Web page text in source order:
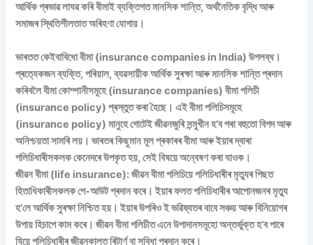
আৰ্থিক প্ৰভাৱ লাঘৱ কৰি বীমাই ব্যক্তিগত মানসিক শান্তি, অৰ্থনৈতিক বৃদ্ধি আৰু
সমাজৰ স্থিতিশীলতাত অৰিহণা যোগায়।
ভাৰতত কেইবাবিধো বীমা (insurance companies in India) উপলব্ধ।
প্ৰত্যেকজন ব্যক্তি, পৰিয়াল, ব্যৱসায়ীক আৰ্থিক সুৰক্ষা আৰু মানসিক শান্তি প্ৰদান
কৰিবলৈ বীমা কোম্পানীসমূহে (insurance companies) বীমা পলিচী
(insurance policy) প্ৰস্তুত কৰা হৈছে। এই বীমা পলিচিসমূহে
(insurance policy) মানুহে গোটেই জীৱনজুৰি সন্মুখীন হ’ব পৰা বহুতো বিপদ আৰু
অনিশ্চয়তা সামৰি লয়। ভাৰতৰ কিছুমান মূল প্ৰকাৰৰ বীমা আৰু ইয়াৰ দ্বাৰা
পলিচিধাৰীসকলক কেনেদৰে উপকৃত হয়, সেই বিষয়ে অন্বেষণ কৰা যাওক।
জীৱন বীমা (life insurance): জীৱন বীমা পলিচিয়ে পলিচিধাৰীৰ মৃত্যুৰ পিছত
হিতাধিকাৰীসকলক পে-আউট প্ৰদান কৰে। ইয়াৰ ফলত পলিচিধাৰীৰ আপোনজনৰ মৃত্যু
হ’লে আৰ্থিক সুৰক্ষা নিশ্চিত হয়। ইয়াৰ উপৰিও ই ভৱিষ্যতৰ বাবে সঞ্চয় আৰু বিনিয়োগৰ
উপায় হিচাপে কাম কৰে। জীৱন বীমা পলিচীত এনে উপাদানসমূহো অন্তৰ্ভুক্ত হ’ব পাৰে
যিয়ে পলিচিধাৰীৰ জীৱনকালত ৰিটাৰ্ণ বা সুবিধা প্ৰদান কৰে।